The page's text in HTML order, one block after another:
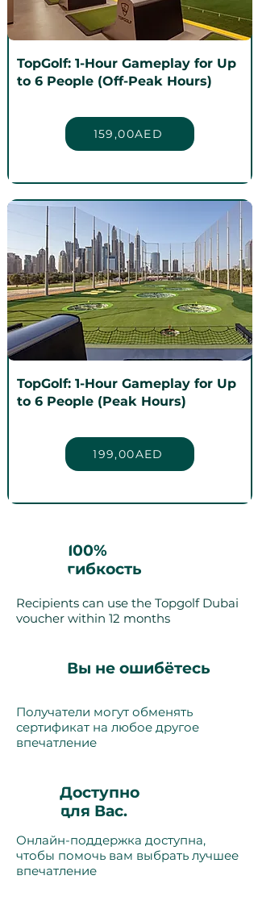
TopGolf: 1-Hour Gameplay for Up
to 6 People (Off-Peak Hours)
159,00AED
TopGolf: 1-Hour Gameplay for Up
to 6 People (Peak Hours)
199,00AED
100%
гибкость
Recipients can use the Topgolf Dubai
voucher within 12 months
Вы не ошибётесь
Получатели могут обменять
сертификат на любое другое
впечатление
Доступно
для Вас.
Онлайн-поддержка доступна,
чтобы помочь вам выбрать лучшее
впечатление